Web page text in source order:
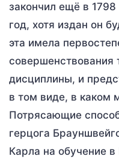
закончил ещё в 1798
год, хотя издан он
эта имела
совершенствования
дисциплины, и
в том виде, в каком
Потрясающие
герцога
Карла на обучение